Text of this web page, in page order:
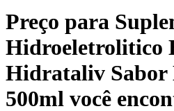
Preço para
Hidroeletrolitico
Hidrataliv Sabor
500ml você